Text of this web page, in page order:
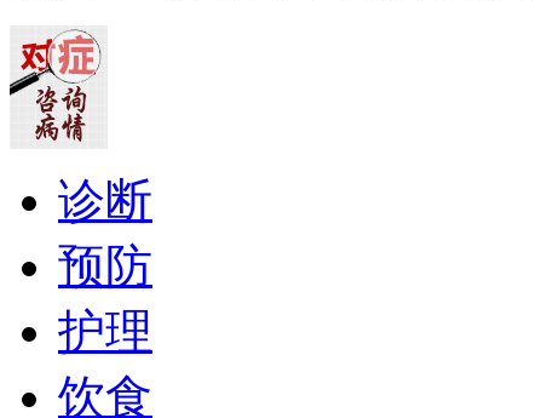
诊断
预防
护理
饮食